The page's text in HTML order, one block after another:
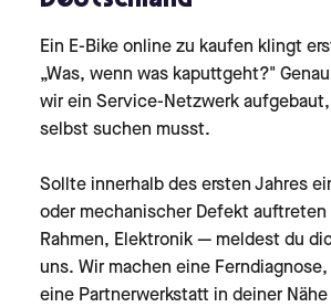
Ein E-Bike online zu kaufen klingt
„Was, wenn was kaputtgeht?"
wir ein Service-Netzwerk
selbst suchen musst.
Sollte innerhalb des ersten Jahres
oder mechanischer Defekt
Rahmen, Elektronik — meldest du
uns. Wir machen eine
eine Partnerwerkstatt in deiner Nähe